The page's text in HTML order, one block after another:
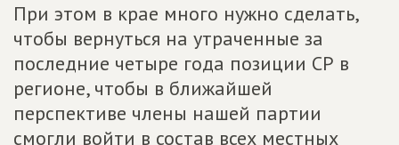
При этом в крае много нужно сделать,
чтобы вернуться на утраченные за
последние четыре года позиции СР в
регионе, чтобы в ближайшей
перспективе члены нашей партии
смогли войти в состав всех местных